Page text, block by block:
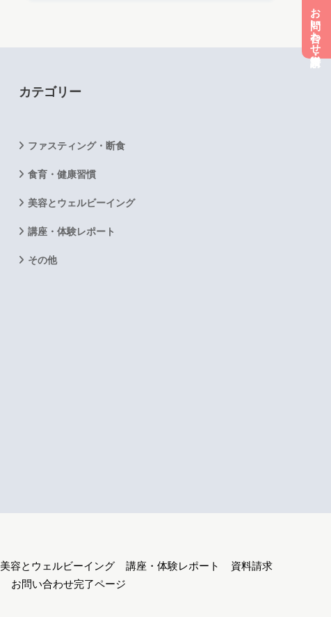
カテゴリー
ファスティング・断食
食育・健康習慣
美容とウェルビーイング
講座・体験レポート
その他
美容とウェルビーイング 講座・体験レポート
資料請求
お問い合わせ完了ページ
お問い合わせ・資料請求